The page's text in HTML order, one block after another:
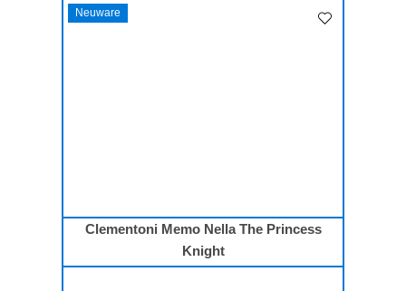
Neuware
Clementoni Memo Nella The Princess
Knight